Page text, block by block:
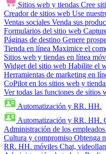
Sitios web y tiendas Cree
Creador de sitios web Use
Ventas sociales Venda sus
Formularios del sitio web
Páginas de destino Genere
Tienda en línea Maximice el
Sitios web y tiendas en línea
Widget del sitio web Habilite el
Herramientas de marketing en
CoPilot en los sitios web y
Ver todas las funciones de sitios
Automatización y RR. HH.
Automatización y RR. HH.
Administración de los empleados
Cultura y compromiso Obtenga
RR. HH. móviles Chat,